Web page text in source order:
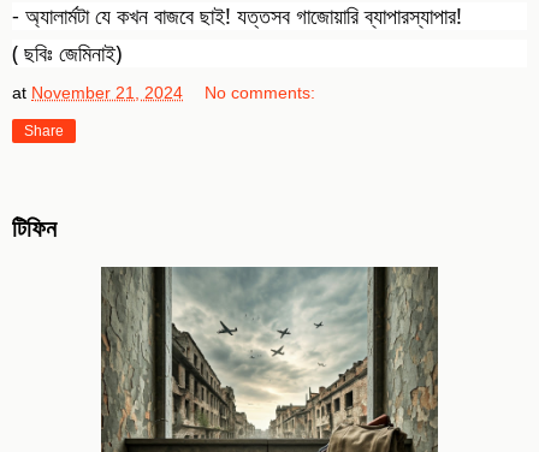
- অ্যালার্মটা যে কখন বাজবে ছাই! যত্তসব গাজোয়ারি ব্যাপারস্যাপার!
( ছবিঃ জেমিনাই)
at November 21, 2024 No comments:
Share
টিফিন